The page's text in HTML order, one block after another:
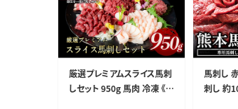
厳選プレミアムスライス馬刺
しセット 950g 馬肉 冷凍 《6
馬刺し
刺し 約